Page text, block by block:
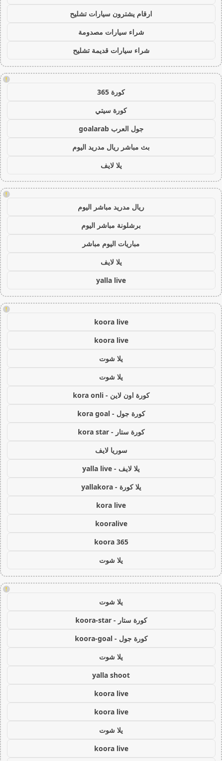
ارقام يشترون سيارات تشليح
شراء سيارات مصدومة
شراء سيارات قديمة تشليح
!
كورة 365
كورة سيتي
جول العرب goalarab
بث مباشر ريال مدريد اليوم
يلا لايف
!
ريال مدريد مباشر اليوم
برشلونة مباشر اليوم
مباريات اليوم مباشر
يلا لايف
yalla live
!
koora live
koora live
يلا شوت
يلا شوت
كورة اون لاين - kora onli
كورة جول - kora goal
كورة ستار - kora star
سوريا لايف
يلا لايف - yalla live
يلا كورة - yallakora
kora live
kooralive
koora 365
يلا شوت
!
يلا شوت
كورة ستار - koora-star
كورة جول - koora-goal
يلا شوت
yalla shoot
koora live
koora live
يلا شوت
koora live